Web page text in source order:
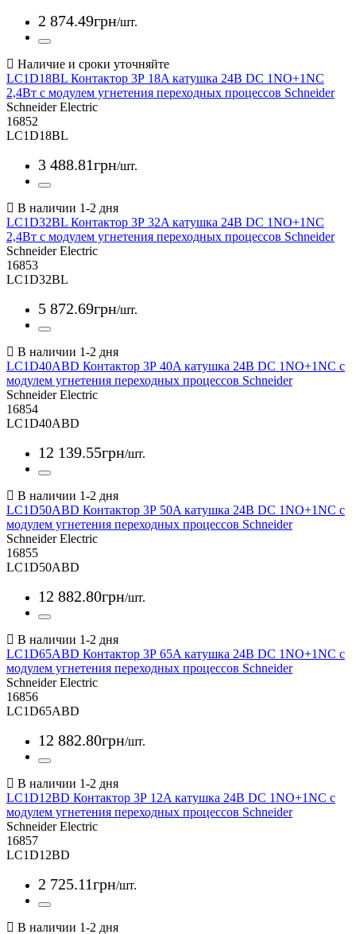
2 874.49грн/шт.
LC1D18BL Контактор 3Р 18A катушка 24В DC 1NO+1NC
2,4Вт с модулем угнетения переходных процессов Schneider
Schneider Electric
16852
LC1D18BL
3 488.81грн/шт.
LC1D32BL Контактор 3Р 32A катушка 24В DC 1NO+1NC
2,4Вт с модулем угнетения переходных процессов Schneider
Schneider Electric
16853
LC1D32BL
5 872.69грн/шт.
LC1D40ABD Контактор 3Р 40A катушка 24В DC 1NO+1NC с
модулем угнетения переходных процессов Schneider
Schneider Electric
16854
LC1D40ABD
12 139.55грн/шт.
LC1D50ABD Контактор 3Р 50A катушка 24В DC 1NO+1NC с
модулем угнетения переходных процессов Schneider
Schneider Electric
16855
LC1D50ABD
12 882.80грн/шт.
LC1D65ABD Контактор 3Р 65A катушка 24В DC 1NO+1NC с
модулем угнетения переходных процессов Schneider
Schneider Electric
16856
LC1D65ABD
12 882.80грн/шт.
LC1D12BD Контактор 3Р 12A катушка 24В DC 1NO+1NC с
модулем угнетения переходных процессов Schneider
Schneider Electric
16857
LC1D12BD
2 725.11грн/шт.